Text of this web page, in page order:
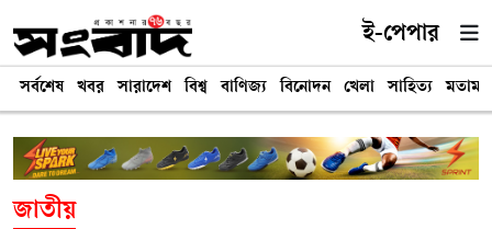
ই-পেপার
সর্বশেষ খবর সারাদেশ বিশ্ব বাণিজ্য বিনোদন খেলা সাহিত্য মতামত
জাতীয়